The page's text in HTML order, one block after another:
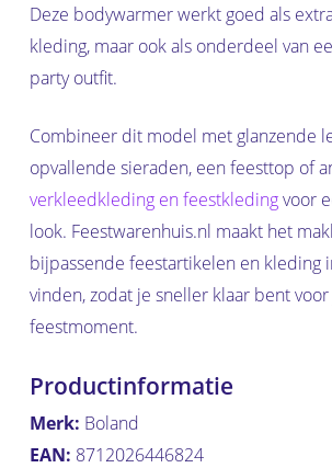
Deze bodywarmer werkt goed als
kleding, maar ook als onderdeel van
party outfit.
Combineer dit model met glanzende
opvallende sieraden, een feesttop of
verkleedkleding en feestkledingvoor
look. Feestwarenhuis.nl maakt het
bijpassende feestartikelen en kleding
vinden, zodat je sneller klaar bent
feestmoment.
Productinformatie
Merk: Boland
EAN: 8712026446824